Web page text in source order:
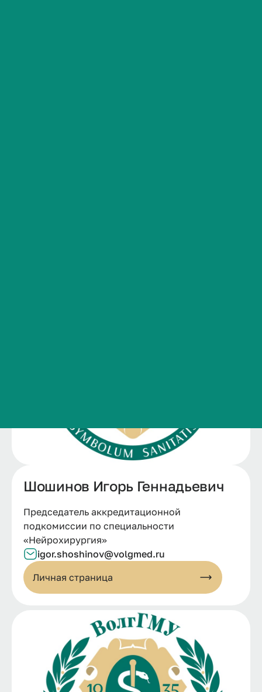
Шошинов Игорь Геннадьевич
Председатель аккредитационной
подкомиссии по специальности
«Нейрохирургия»
igor.shoshinov@volgmed.ru
Личная страница